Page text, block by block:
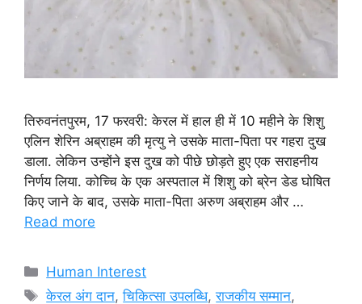
तिरुवनंतपुरम, 17 फरवरी: केरल में हाल ही में 10 महीने के शिशु
एलिन शेरिन अब्राहम की मृत्यु ने उसके माता-पिता पर गहरा दुख
डाला. लेकिन उन्होंने इस दुख को पीछे छोड़ते हुए एक सराहनीय
निर्णय लिया. कोच्चि के एक अस्पताल में शिशु को ब्रेन डेड घोषित
किए जाने के बाद, उसके माता-पिता अरुण अब्राहम और …
Read more
Categories
Human Interest
Tags
केरल अंग दान,चिकित्सा उपलब्धि,राजकीय सम्मान,